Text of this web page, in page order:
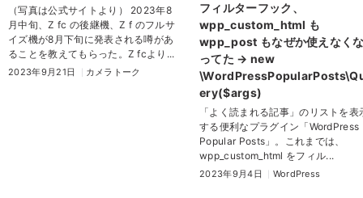
（写真は公式サイトより） 2023年8
月中旬、Z fc の後継機、Z f のフルサ
イズ機が8月下旬に発表される噂があ
ることを教えてもらった。Z fcより...
2023年9月21日 カメラトーク
フィルターフック、
wpp_custom_html も
wpp_post もなぜか使えなく
ってた → new
ery($args)
「よく読まれる記事」のリストを表
する便利なプラグイン「WordPress
Popular Posts」。これまでは、
wpp_custom_html をフィル...
2023年9月4日 WordPress